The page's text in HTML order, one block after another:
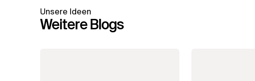
Unsere Ideen
Weitere Blogs